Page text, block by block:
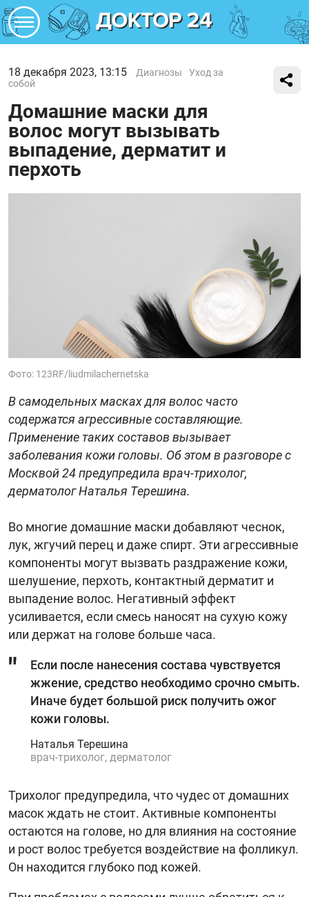
18 декабря 2023, 13:15 Диагнозы
Уход за
собой
Домашние маски для
волос могут вызывать
выпадение, дерматит и
перхоть
Фото: 123RF/liudmilachernetska
В самодельных масках для волос часто
содержатся агрессивные составляющие.
Применение таких составов вызывает
заболевания кожи головы. Об этом в разговоре с
Москвой 24 предупредила врач-трихолог,
дерматолог Наталья Терешина.
Во многие домашние маски добавляют чеснок,
лук, жгучий перец и даже спирт. Эти агрессивные
компоненты могут вызвать раздражение кожи,
шелушение, перхоть, контактный дерматит и
выпадение волос. Негативный эффект
усиливается, если смесь наносят на сухую кожу
или держат на голове больше часа.
Если после нанесения состава чувствуется
жжение, средство необходимо срочно смыть.
Иначе будет большой риск получить ожог
кожи головы.
Наталья Терешина
врач-трихолог, дерматолог
Трихолог предупредила, что чудес от домашних
масок ждать не стоит. Активные компоненты
остаются на голове, но для влияния на состояние
и рост волос требуется воздействие на фолликул.
Он находится глубоко под кожей.